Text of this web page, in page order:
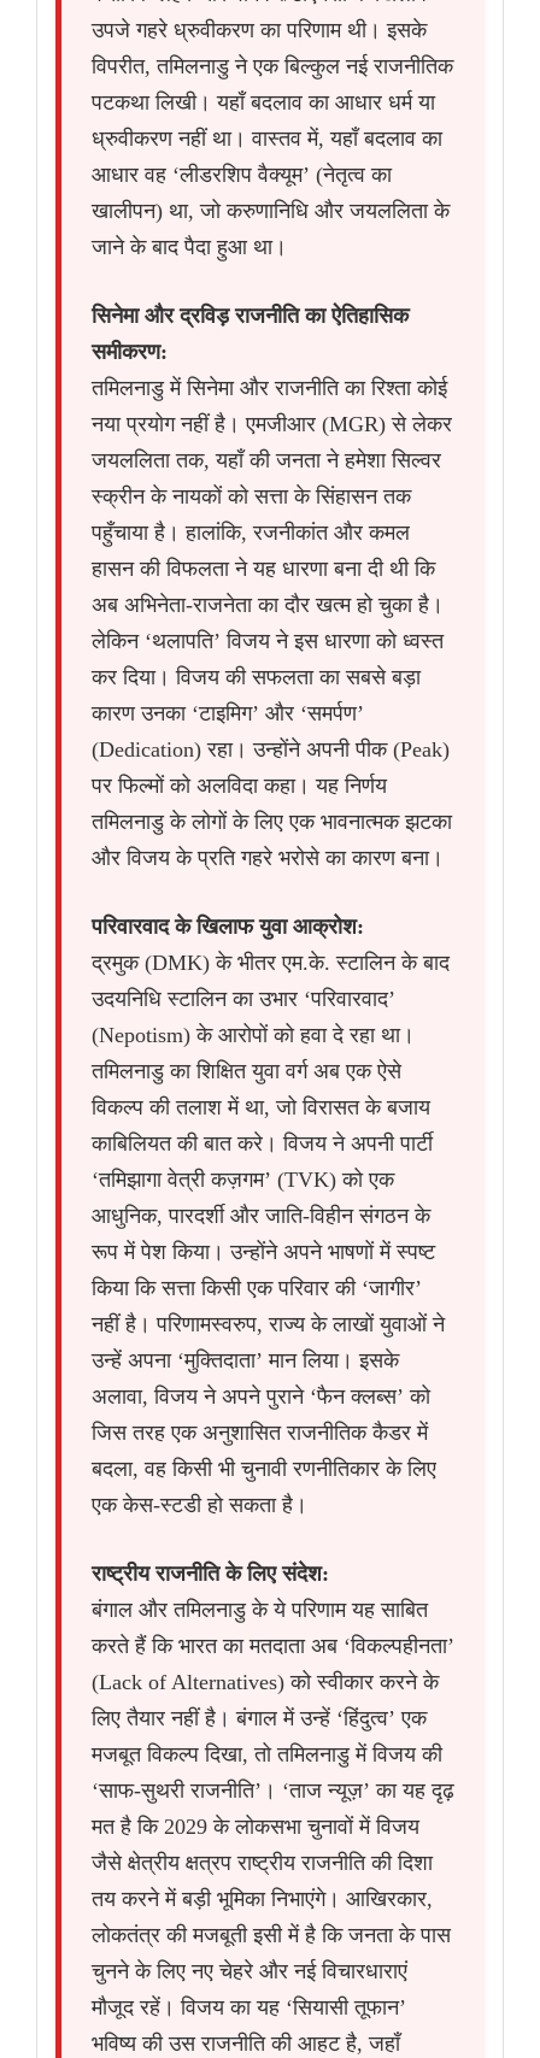
उपजे गहरे ध्रुवीकरण का परिणाम थी। इसके
विपरीत, तमिलनाडु ने एक बिल्कुल नई राजनीतिक
पटकथा लिखी। यहाँ बदलाव का आधार धर्म या
ध्रुवीकरण नहीं था। वास्तव में, यहाँ बदलाव का
आधार वह ‘लीडरशिप वैक्यूम’ (नेतृत्व का
खालीपन) था, जो करुणानिधि और जयललिता के
जाने के बाद पैदा हुआ था।
सिनेमा और द्रविड़ राजनीति का ऐतिहासिक
समीकरण:
तमिलनाडु में सिनेमा और राजनीति का रिश्ता कोई
नया प्रयोग नहीं है। एमजीआर (MGR) से लेकर
जयललिता तक, यहाँ की जनता ने हमेशा सिल्वर
स्क्रीन के नायकों को सत्ता के सिंहासन तक
पहुँचाया है। हालांकि, रजनीकांत और कमल
हासन की विफलता ने यह धारणा बना दी थी कि
अब अभिनेता-राजनेता का दौर खत्म हो चुका है।
लेकिन ‘थलापति’ विजय ने इस धारणा को ध्वस्त
कर दिया। विजय की सफलता का सबसे बड़ा
कारण उनका ‘टाइमिग’ और ‘समर्पण’
(Dedication) रहा। उन्होंने अपनी पीक (Peak)
पर फिल्मों को अलविदा कहा। यह निर्णय
तमिलनाडु के लोगों के लिए एक भावनात्मक झटका
और विजय के प्रति गहरे भरोसे का कारण बना।
परिवारवाद के खिलाफ युवा आक्रोश:
द्रमुक (DMK) के भीतर एम.के. स्टालिन के बाद
उदयनिधि स्टालिन का उभार ‘परिवारवाद’
(Nepotism) के आरोपों को हवा दे रहा था।
तमिलनाडु का शिक्षित युवा वर्ग अब एक ऐसे
विकल्प की तलाश में था, जो विरासत के बजाय
काबिलियत की बात करे। विजय ने अपनी पार्टी
‘तमिझागा वेत्री कज़गम’ (TVK) को एक
आधुनिक, पारदर्शी और जाति-विहीन संगठन के
रूप में पेश किया। उन्होंने अपने भाषणों में स्पष्ट
किया कि सत्ता किसी एक परिवार की ‘जागीर’
नहीं है। परिणामस्वरुप, राज्य के लाखों युवाओं ने
उन्हें अपना ‘मुक्तिदाता’ मान लिया। इसके
अलावा, विजय ने अपने पुराने ‘फैन क्लब्स’ को
जिस तरह एक अनुशासित राजनीतिक कैडर में
बदला, वह किसी भी चुनावी रणनीतिकार के लिए
एक केस-स्टडी हो सकता है।
राष्ट्रीय राजनीति के लिए संदेश:
बंगाल और तमिलनाडु के ये परिणाम यह साबित
करते हैं कि भारत का मतदाता अब ‘विकल्पहीनता’
(Lack of Alternatives) को स्वीकार करने के
लिए तैयार नहीं है। बंगाल में उन्हें ‘हिंदुत्व’ एक
मजबूत विकल्प दिखा, तो तमिलनाडु में विजय की
‘साफ-सुथरी राजनीति’। ‘ताज न्यूज़’ का यह दृढ़
मत है कि 2029 के लोकसभा चुनावों में विजय
जैसे क्षेत्रीय क्षत्रप राष्ट्रीय राजनीति की दिशा
तय करने में बड़ी भूमिका निभाएंगे। आखिरकार,
लोकतंत्र की मजबूती इसी में है कि जनता के पास
चुनने के लिए नए चेहरे और नई विचारधाराएं
मौजूद रहें। विजय का यह ‘सियासी तूफान’
भविष्य की उस राजनीति की आहट है, जहाँ